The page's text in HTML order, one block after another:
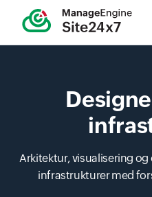
Arkitektur, visualisering
infrastrukturer med